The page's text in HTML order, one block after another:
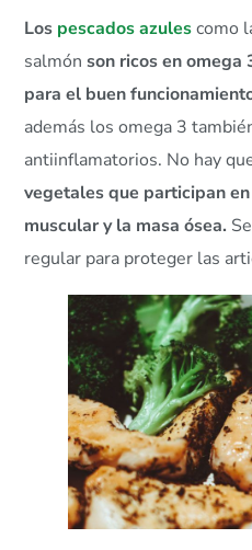
Los pescados azulescomo
salmónson ricos en omega
para el buen
además los omega 3
antiinflamatorios. No hay
vegetales que participan
muscular y la masa ósea.
regular para proteger las